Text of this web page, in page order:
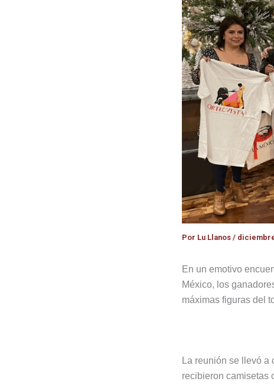
Por Lu Llanos /
En un emotivo
México, los
máximas figuras del
La reunión se llevó a
recibieron camisetas